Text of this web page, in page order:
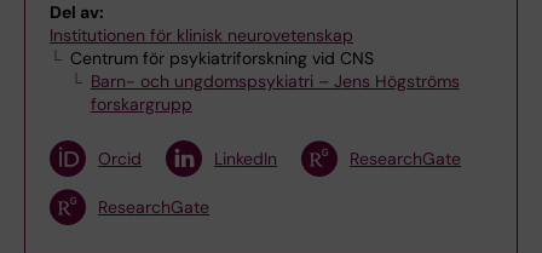
Del av:
Institutionen för klinisk neurovetenskap
Centrum för psykiatriforskning vid CNS
Barn- och ungdomspsykiatri – Jens Högströms
forskargrupp
Orcid LinkedIn ResearchGate
ResearchGate